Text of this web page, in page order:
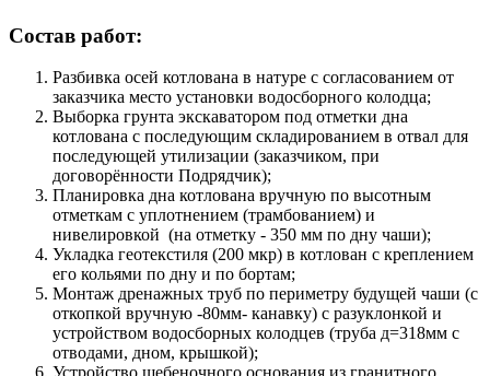
Состав работ:
Разбивка осей котлована в натуре с согласованием от
заказчика место установки водосборного колодца;
Выборка грунта экскаватором под отметки дна
котлована с последующим складированием в отвал для
последующей утилизации (заказчиком, при
договорённости Подрядчик);
Планировка дна котлована вручную по высотным
отметкам с уплотнением (трамбованием) и
нивелировкой (на отметку - 350 мм по дну чаши);
Укладка геотекстиля (200 мкр) в котлован с креплением
его кольями по дну и по бортам;
Монтаж дренажных труб по периметру будущей чаши (с
откопкой вручную -80мм- канавку) с разуклонкой и
устройством водосборных колодцев (труба д=318мм с
отводами, дном, крышкой);